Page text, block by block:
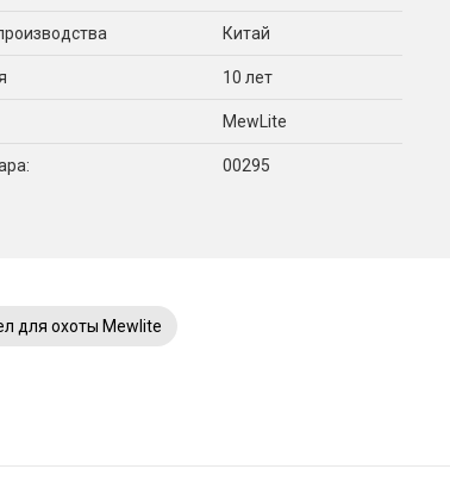
Китай
10 лет
MewLite
00295
для охоты Mewlite